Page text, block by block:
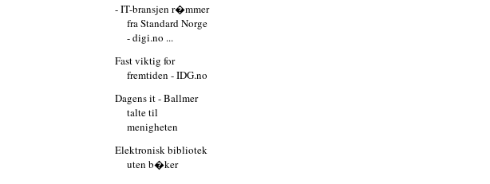
- IT-bransjen r�mmer
fra Standard Norge
- digi.no ...
Fast viktig for
fremtiden - IDG.no
Dagens it - Ballmer
talte til
menigheten
Elektronisk bibliotek
uten b�ker